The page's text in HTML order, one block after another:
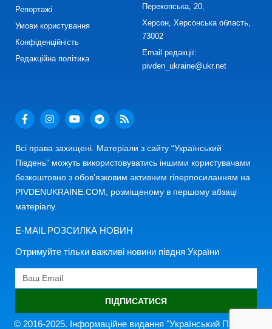
Репортажі
Умови користування
Конфіденційність
Редакційна політика
Перекопська, 20,
Херсон, Херсонська область,
73002
Email редакції:
pivden_ukraine@ukr.net
Всі права захищені. Матеріали з сайту “Український
Південь” можуть використовуватись іншими користувачами
безкоштовно з обов’язковим активним гіперпосиланням на
PIVDENUKRAINE.COM, розміщеному в першому абзаці
матеріалу.
E-MAIL РОЗСИЛКА НОВИН
Отримуйте тільки важливі новини півдня України
ПІДПИСАТИСЯ
© 2016-2025. Інформаційне видання "Український Південь"